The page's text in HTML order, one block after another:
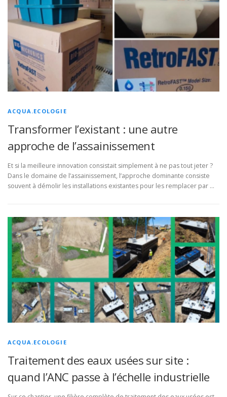
ACQUA.ECOLOGIE
Transformer l’existant : une autre
approche de l’assainissement
Et si la meilleure innovation consistait simplement à ne pas tout jeter ?
Dans le domaine de l’assainissement, l’approche dominante consiste
souvent à démolir les installations existantes pour les remplacer par …
ACQUA.ECOLOGIE
Traitement des eaux usées sur site :
quand l’ANC passe à l’échelle industrielle